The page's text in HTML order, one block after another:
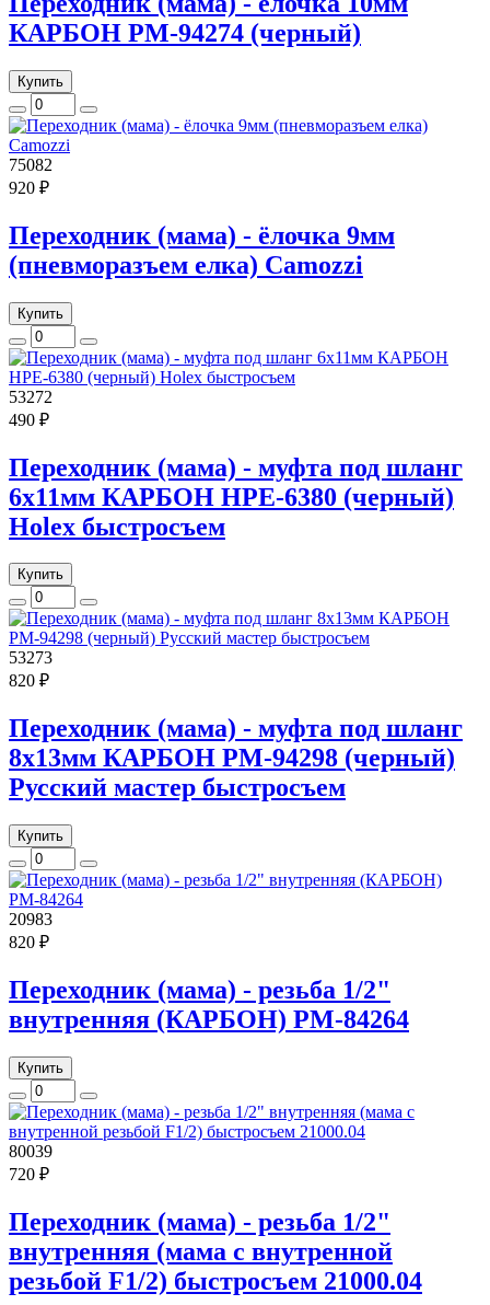
КАРБОН РМ-94274 (черный)
Купить
75082
920 ₽
Переходник (мама) - ёлочка 9мм
(пневморазъем елка) Camozzi
Купить
53272
490 ₽
Переходник (мама) - муфта под шланг
6х11мм КАРБОН HPE-6380 (черный)
Holex быстросъем
Купить
53273
820 ₽
Переходник (мама) - муфта под шланг
8х13мм КАРБОН РМ-94298 (черный)
Русский мастер быстросъем
Купить
20983
820 ₽
Переходник (мама) - резьба 1/2"
внутренняя (КАРБОН) РМ-84264
Купить
80039
720 ₽
Переходник (мама) - резьба 1/2"
внутренняя (мама с внутренной
резьбой F1/2) быстросъем 21000.04